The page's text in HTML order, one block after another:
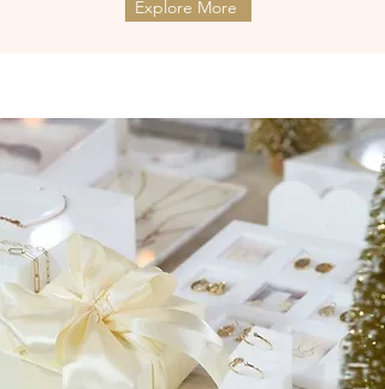
Price
฿8,990.00
Explore More